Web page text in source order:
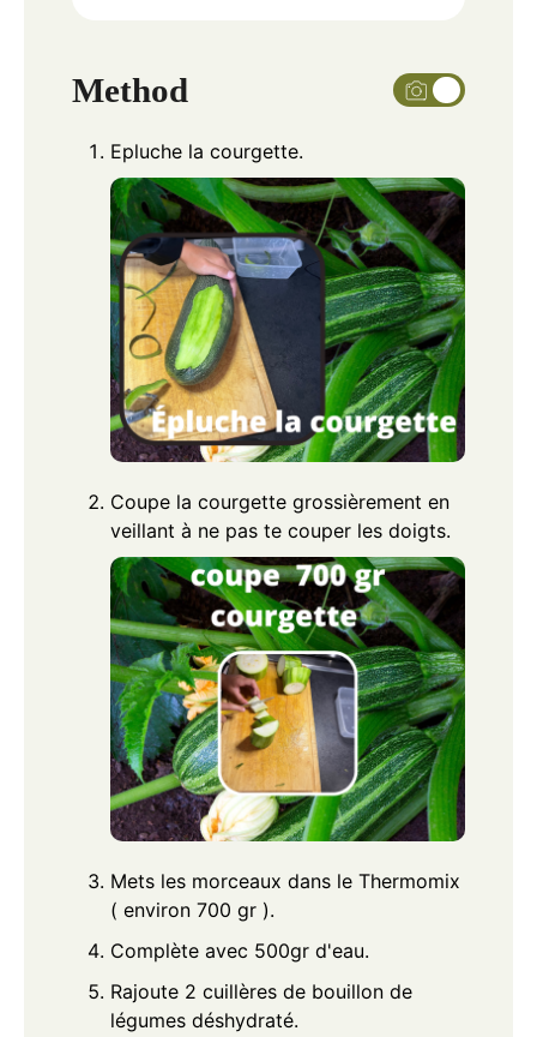
Method
Epluche la courgette.
Coupe la courgette grossièrement en
veillant à ne pas te couper les doigts.
Mets les morceaux dans le Thermomix
( environ 700 gr ).
Complète avec 500gr d'eau.
Rajoute 2 cuillères de bouillon de
légumes déshydraté.